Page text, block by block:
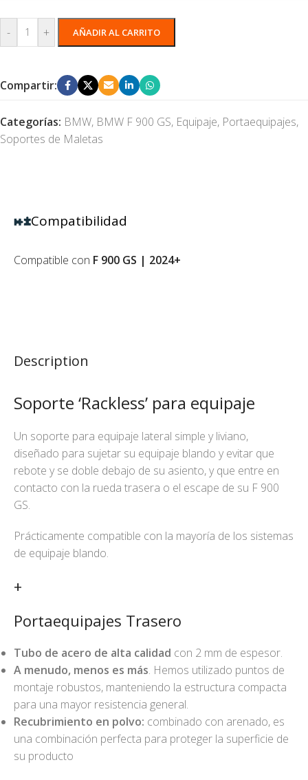
- + AÑADIR AL CARRITO
Compartir:
Categorías: BMW, BMW F 900 GS, Equipaje, Portaequipajes,
Soportes de Maletas
Description
Soporte ‘Rackless’ para equipaje
Un soporte para equipaje lateral simple y liviano,
diseñado para sujetar su equipaje blando y evitar que
rebote y se doble debajo de su asiento, y que entre en
contacto con la rueda trasera o el escape de su F 900
GS.
Prácticamente compatible con la mayoría de los sistemas
de equipaje blando.
+
Portaequipajes Trasero
Tubo de acero de alta calidad con 2 mm de espesor.
A menudo, menos es más. Hemos utilizado puntos de
montaje robustos, manteniendo la estructura compacta
para una mayor resistencia general.
Recubrimiento en polvo: combinado con arenado, es
una combinación perfecta para proteger la superficie de
su producto
Compatibilidad
Compatible con F 900 GS | 2024+